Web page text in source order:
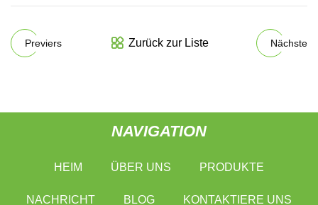
Previers Zurück zur Liste Nächste
NAVIGATION
HEIM ÜBER UNS PRODUKTE
NACHRICHT BLOG KONTAKTIERE UNS